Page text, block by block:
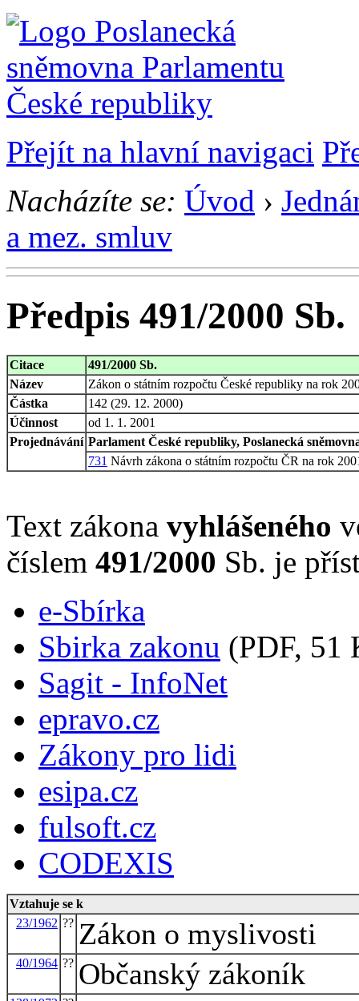
Přejít na hlavní navigaci
Nacházíte se: Úvod ›
a mez. smluv
Předpis 491/2000 Sb.
Citace
491/2000 Sb.
Název
Zákon o státním rozpočtu České republiky na rok
Částka
142 (29. 12. 2000)
Účinnost
od 1. 1. 2001
Projednávání Parlament České republiky, Poslanecká
731 Návrh zákona o státním rozpočtu ČR na rok
Text zákona vyhlášeného
číslem 491/2000 Sb. je
e-Sbírka
Sbirka zakonu (PDF, 51
Sagit - InfoNet
epravo.cz
Zákony pro lidi
esipa.cz
fulsoft.cz
CODEXIS
Vztahuje se k
23/1962 ?? Zákon o myslivosti
40/1964 ?? Občanský zákoník